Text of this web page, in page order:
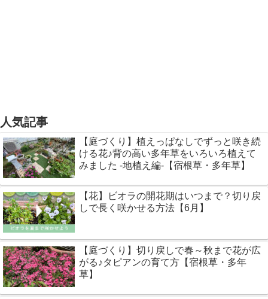
人気記事
【庭づくり】植えっぱなしでずっと咲き続
ける花♪背の高い多年草をいろいろ植えて
みました -地植え編-【宿根草・多年草】
【花】ビオラの開花期はいつまで？切り戻
しで長く咲かせる方法【6月】
【庭づくり】切り戻しで春～秋まで花が広
がる♪タピアンの育て方【宿根草・多年
草】